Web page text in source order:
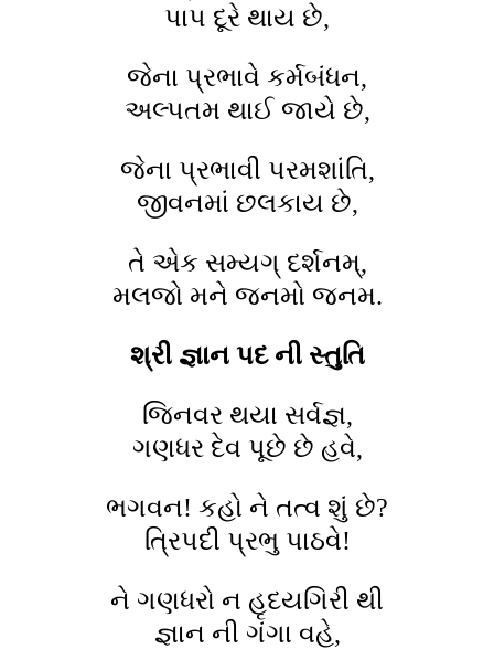
પાપ દૂરે થાય છે,
જેના પ્રભાવે કર્મબંધન,
અલ્પતમ થાઈ જાયે છે,
જેના પ્રભાવી પરમશાંતિ,
જીવનમાં છલકાય છે,
તે એક સમ્યગ્ દર્શનમ્,
મલજો મને જનમો જનમ.
શ્રી જ્ઞાન પદ નીસ્તુતિ
જિનવર થયા સર્વજ્ઞ,
ગણધર દેવ પૂછે છે હવે,
ભગવન! કહો ને તત્વ શું છે?
ત્રિપદી પ્રભુ પાઠવે!
ને ગણધરો ન હૃદયગિરી થી
જ્ઞાન ની ગંગા વહે,